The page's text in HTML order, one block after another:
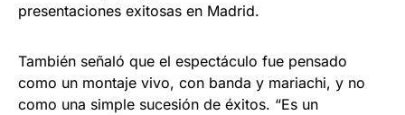
presentaciones exitosas en Madrid.
También señaló que el espectáculo fue pensado
como un montaje vivo, con banda y mariachi, y no
como una simple sucesión de éxitos. “Es un